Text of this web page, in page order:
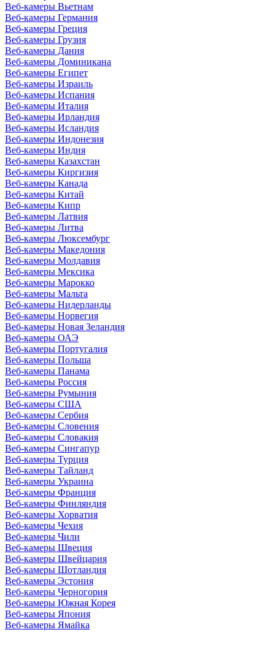
Веб-камеры Вьетнам
Веб-камеры Германия
Веб-камеры Греция
Веб-камеры Грузия
Веб-камеры Дания
Веб-камеры Доминикана
Веб-камеры Египет
Веб-камеры Израиль
Веб-камеры Испания
Веб-камеры Италия
Веб-камеры Ирландия
Веб-камеры Исландия
Веб-камеры Индонезия
Веб-камеры Индия
Веб-камеры Казахстан
Веб-камеры Киргизия
Веб-камеры Канада
Веб-камеры Китай
Веб-камеры Кипр
Веб-камеры Латвия
Веб-камеры Литва
Веб-камеры Люксембург
Веб-камеры Македония
Веб-камеры Молдавия
Веб-камеры Мексика
Веб-камеры Марокко
Веб-камеры Мальта
Веб-камеры Нидерланды
Веб-камеры Норвегия
Веб-камеры Новая Зеландия
Веб-камеры ОАЭ
Веб-камеры Португалия
Веб-камеры Польша
Веб-камеры Панама
Веб-камеры Россия
Веб-камеры Румыния
Веб-камеры США
Веб-камеры Сербия
Веб-камеры Словения
Веб-камеры Словакия
Веб-камеры Сингапур
Веб-камеры Турция
Веб-камеры Тайланд
Веб-камеры Украина
Веб-камеры Франция
Веб-камеры Финляндия
Веб-камеры Хорватия
Веб-камеры Чехия
Веб-камеры Чили
Веб-камеры Швеция
Веб-камеры Швейцария
Веб-камеры Шотландия
Веб-камеры Эстония
Веб-камеры Черногория
Веб-камеры Южная Корея
Веб-камеры Япония
Веб-камеры Ямайка